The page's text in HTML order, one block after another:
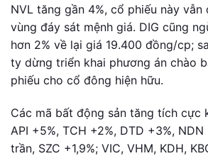
NVL tăng gần 4%, cổ phiếu này vẫn
vùng đáy sát mệnh giá. DIG cũng
hơn 2% về lại giá 19.400 đồng/cp;
ty dừng triển khai phương án chào
phiếu cho cổ đông hiện hữu.
Các mã bất động sản tăng tích cực
API +5%, TCH +2%, DTD +3%,
trần, SZC +1,9%; VIC, VHM, KDH,